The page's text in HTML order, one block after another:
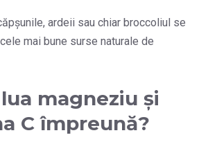
ardeii sau chiar broccoliul se
mai bune surse naturale de
magneziu și
C împreună?